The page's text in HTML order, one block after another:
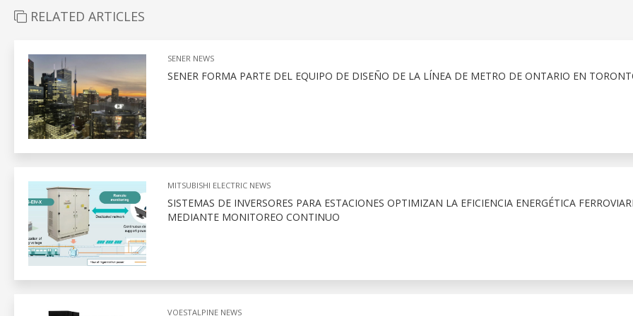
RELATED ARTICLES
SENER NEWS
SENER FORMA PARTE DEL EQUIPO DE DISEÑO DE LA LÍNEA DE METRO DE ONTARIO EN
MITSUBISHI ELECTRIC NEWS
SISTEMAS DE INVERSORES PARA ESTACIONES OPTIMIZAN LA EFICIENCIA ENERGÉTICA
MEDIANTE MONITOREO CONTINUO
VOESTALPINE NEWS